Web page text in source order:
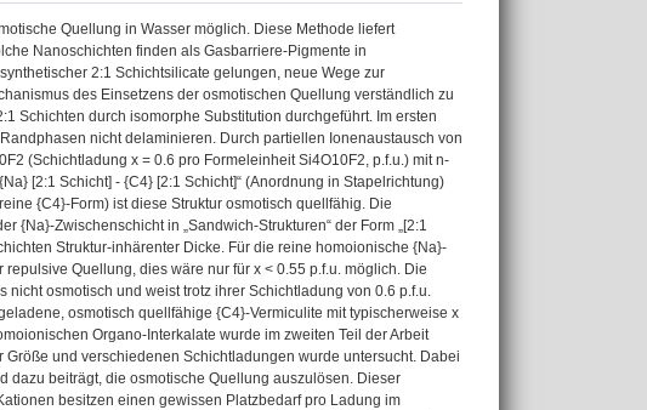
Quellung in Wasser möglich. Diese Methode liefert
Nanoschichten finden als Gasbarriere-Pigmente in
2:1 Schichtsilicate gelungen, neue Wege zur
des Einsetzens der osmotischen Quellung verständlich zu
Schichten durch isomorphe Substitution durchgeführt. Im ersten
nicht delaminieren. Durch partiellen Ionenaustausch von
(Schichtladung x = 0.6 pro Formeleinheit Si4O10F2, p.f.u.) mit n-
[2:1 Schicht] - {C4} [2:1 Schicht]“ (Anordnung in Stapelrichtung)
{C4}-Form) ist diese Struktur osmotisch quellfähig. Die
Zwischenschicht in „Sandwich-Strukturen“ der Form „[2:1
Struktur-inhärenter Dicke. Für die reine homoionische {Na}-
Quellung, dies wäre nur für x < 0.55 p.f.u. möglich. Die
osmotisch und weist trotz ihrer Schichtladung von 0.6 p.f.u.
osmotisch quellfähige {C4}-Vermiculite mit typischerweise x
Organo-Interkalate wurde im zweiten Teil der Arbeit
und verschiedenen Schichtladungen wurde untersucht. Dabei
dazu beiträgt, die osmotische Quellung auszulösen. Dieser
besitzen einen gewissen Platzbedarf pro Ladung im